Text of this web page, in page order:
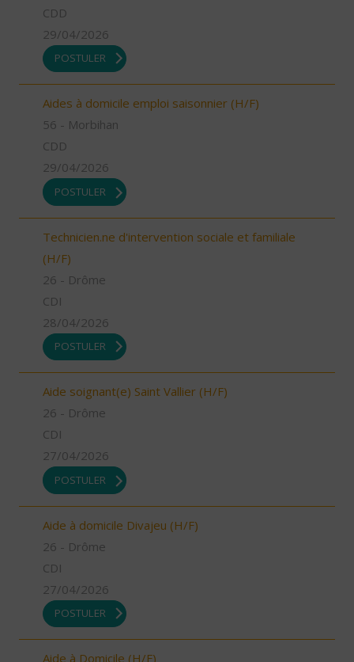
CDD
29/04/2026
POSTULER
Aides à domicile emploi saisonnier (H/F)
56 - Morbihan
CDD
29/04/2026
POSTULER
Technicien.ne d'intervention sociale et familiale
(H/F)
26 - Drôme
CDI
28/04/2026
POSTULER
Aide soignant(e) Saint Vallier (H/F)
26 - Drôme
CDI
27/04/2026
POSTULER
Aide à domicile Divajeu (H/F)
26 - Drôme
CDI
27/04/2026
POSTULER
Aide à Domicile (H/F)